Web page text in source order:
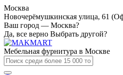
Москва
Новочерёмушкинская улица, 61
Ваш город — Москва?
Да, все верно Выбрать другой?
Мебельная фурнитура в Москве